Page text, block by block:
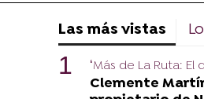
Las más vistas
‘Más de La Ruta: El
Clemente